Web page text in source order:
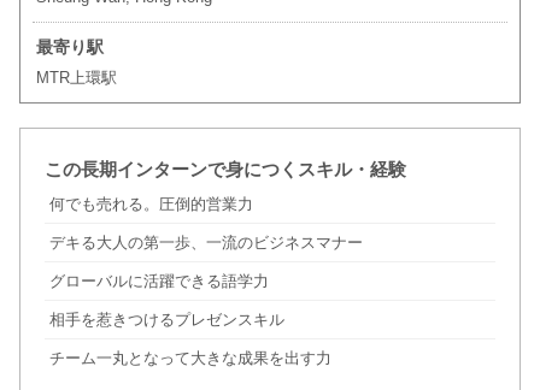
最寄り駅
MTR上環駅
この長期インターンで身につくスキル・経験
何でも売れる。圧倒的営業力
デキる大人の第一歩、一流のビジネスマナー
グローバルに活躍できる語学力
相手を惹きつけるプレゼンスキル
チーム一丸となって大きな成果を出す力